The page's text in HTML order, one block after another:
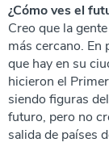
¿Cómo ves el
Creo que la
más cercano.
que hay en su
hicieron el
siendo figuras
futuro, pero no
salida de países